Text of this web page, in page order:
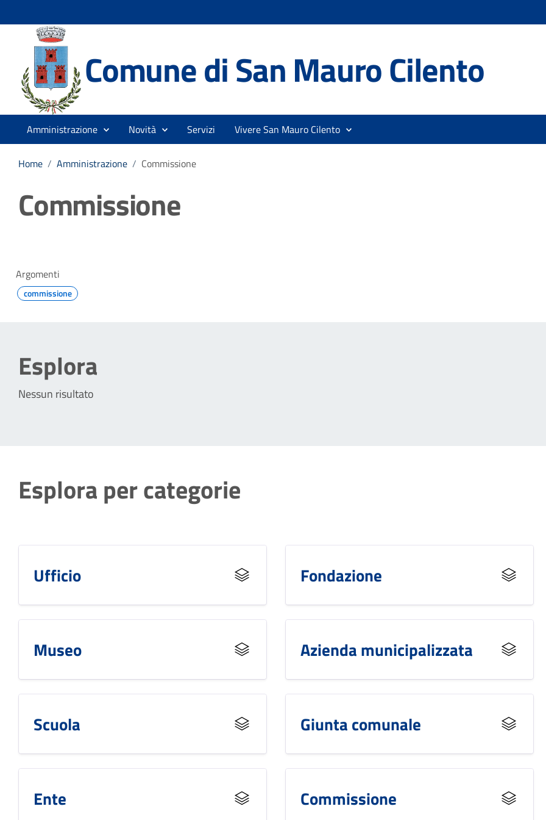
Comune di San Mauro Cilento
Amministrazione Novità Servizi Vivere San Mauro Cilento
Home / Amministrazione / Commissione
Commissione
Argomenti
commissione
Esplora
Nessun risultato
Esplora per categorie
Ufficio Fondazione
Museo Azienda municipalizzata
Scuola Giunta comunale
Ente Commissione